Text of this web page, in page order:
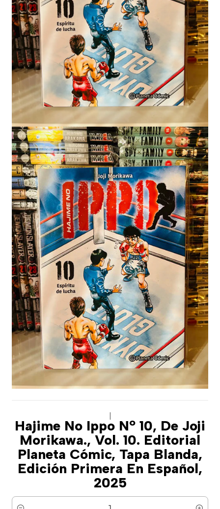
Hajime No Ippo Nº 10, De Joji
Morikawa., Vol. 10. Editorial
Planeta Cómic, Tapa Blanda,
Edición Primera En Español,
2025